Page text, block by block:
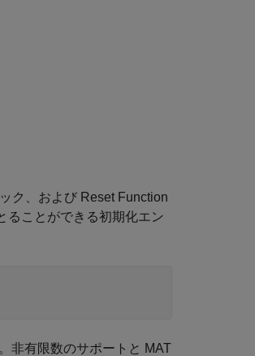
ク、および Reset Function
ることができる初期化エン
非有限数のサポートと MAT